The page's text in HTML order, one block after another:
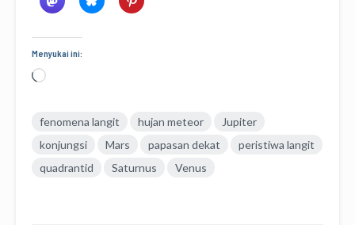
Menyukai ini:
Memuat...
fenomena langit hujan meteor
Jupiter
konjungsi
Mars papasan dekat
peristiwa langit
quadrantid
Saturnus Venus